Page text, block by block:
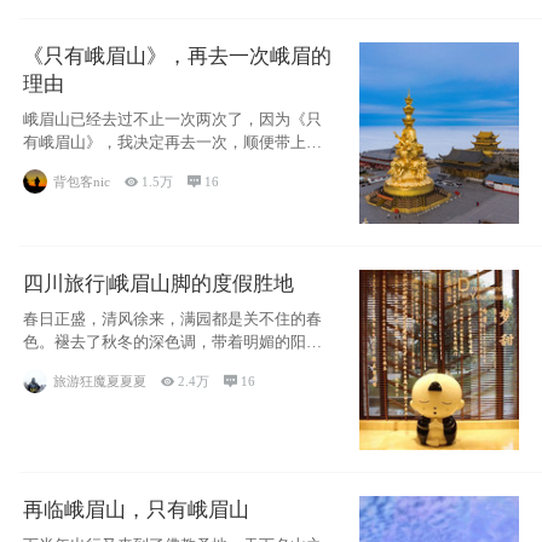
《只有峨眉山》，再去一次峨眉的
理由
峨眉山已经去过不止一次两次了，因为《只
有峨眉山》，我决定再去一次，顺便带上我
的女儿。
背包客nic  1.5万  16
四川旅行|峨眉山脚的度假胜地
春日正盛，清风徐来，满园都是关不住的春
色。褪去了秋冬的深色调，带着明媚的阳
旅游狂魔夏夏夏 2.4万  16
再临峨眉山，只有峨眉山